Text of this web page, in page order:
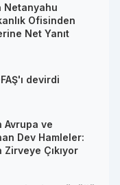
Netanyahu
Ofisinden
Net Yanıt
devirdi
Avrupa ve
Dev Hamleler:
Çıkıyor